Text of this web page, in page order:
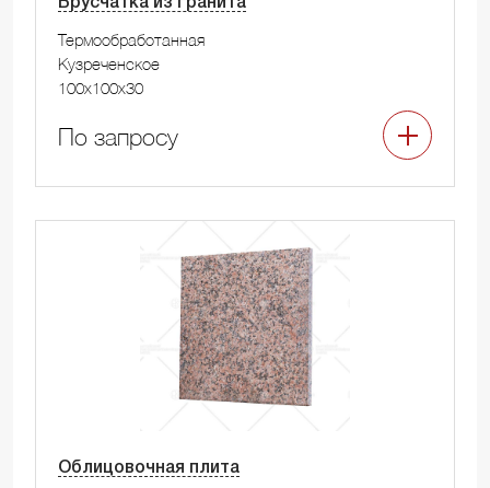
Брусчатка из гранита
Термообработанная
Кузреченское
100x100x30
По запросу
Облицовочная плита